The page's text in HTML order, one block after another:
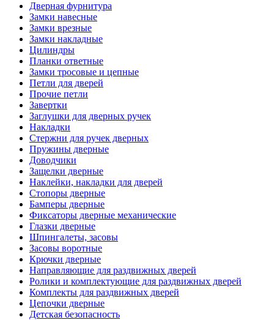
Дверная фурнитура
Замки навесные
Замки врезные
Замки накладные
Цилиндры
Планки ответные
Замки тросовые и цепные
Петли для дверей
Прочие петли
Завертки
Заглушки для дверных ручек
Накладки
Стержни для ручек дверных
Пружины дверные
Доводчики
Защелки дверные
Наклейки, накладки для дверей
Стопоры дверные
Бамперы дверные
Фиксаторы дверные механические
Глазки дверные
Шпингалеты, засовы
Засовы воротные
Крючки дверные
Направляющие для раздвижных дверей
Ролики и комплектующие для раздвижных дверей
Комплекты для раздвижных дверей
Цепочки дверные
Детская безопасность